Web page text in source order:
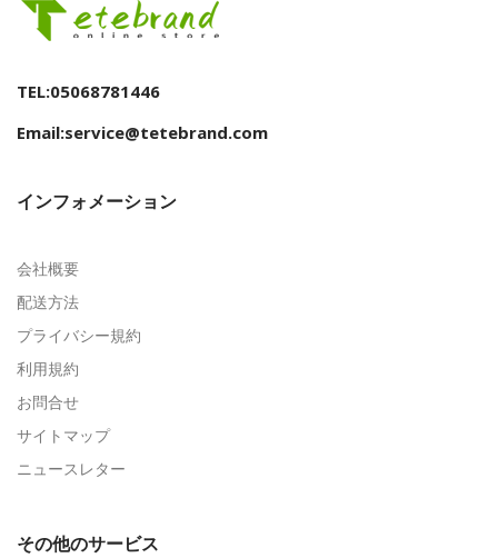
TEL:05068781446
Email:service@tetebrand.com
インフォメーション
会社概要
配送方法
プライバシー規約
利用規約
お問合せ
サイトマップ
ニュースレター
その他のサービス